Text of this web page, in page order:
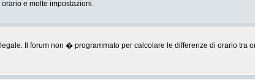
e molte impostazioni.
Il forum non � programmato per calcolare le differenze di orario tra